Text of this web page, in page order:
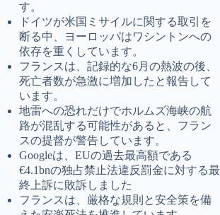
す。
ドイツが米国ミサイルに関する取引を
断る中、ヨーロッパはワシントンへの
依存を重くしています。
フランスは、記録的な6月の熱波の後、
死亡者数が急激に増加したと報告して
います。
地雷への恐れだけでホルムズ海峡の航
路が混乱する可能性があると、フラン
スの提督が警告しています。
Googleは、EUの過去最高額である
€4.1bnの独占禁止法違反罰金に対する最
終上訴に敗訴しました
フランスは、厳格な規則と安全策を備